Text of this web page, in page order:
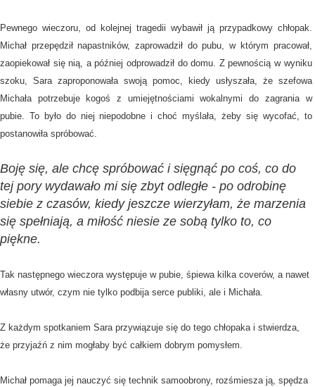
Pewnego wieczoru, od kolejnej tragedii wybawił ją przypadkowy chłopak.
Michał przepędził napastników, zaprowadził do pubu, w którym pracował,
zaopiekował się nią, a później odprowadził do domu. Z pewnością w wyniku
szoku, Sara zaproponowała swoją pomoc, kiedy usłyszała, że szefowa
Michała potrzebuje kogoś z umiejętnościami wokalnymi do zagrania w
pubie. To było do niej niepodobne i choć myślała, żeby się wycofać, to
postanowiła spróbować.
Boję się, ale chcę spróbować i sięgnąć po coś, co do
tej pory wydawało mi się zbyt odległe - po odrobinę
siebie z czasów, kiedy jeszcze wierzyłam, że marzenia
się spełniają, a miłość niesie ze sobą tylko to, co
piękne.
Tak następnego wieczora występuje w pubie, śpiewa kilka coverów, a nawet
własny utwór, czym nie tylko podbija serce publiki, ale i Michała.
Z każdym spotkaniem Sara przywiązuje się do tego chłopaka i stwierdza,
że przyjaźń z nim mogłaby być całkiem dobrym pomysłem.
Michał pomaga jej nauczyć się technik samoobrony, rozśmiesza ją, spędza